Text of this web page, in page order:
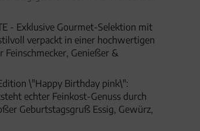
- Exklusive Gourmet-Selektion mit
verpackt in einer hochwertigen
Feinschmecker, Genießer &
\"Happy Birthday pink\":
echter Feinkost-Genuss durch
Geburtstagsgruß Essig, Gewürz,